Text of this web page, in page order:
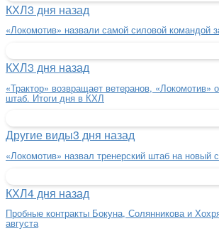
КХЛ3 дня назад
«Локомотив» назвали самой силовой командой
КХЛ3 дня назад
«Трактор» возвращает ветеранов, «Локомотив»
штаб. Итоги дня в КХЛ
Другие виды3 дня назад
«Локомотив» назвал тренерский штаб на новый
КХЛ4 дня назад
Пробные контракты Бокуна, Солянникова и
августа